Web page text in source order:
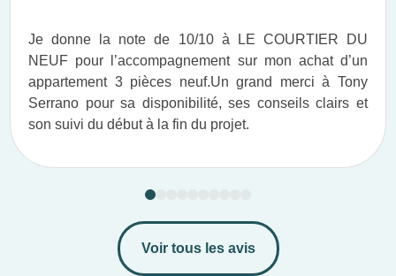
Je donne la note de 10/10 à LE COURTIER DU
NEUF pour l’accompagnement sur mon achat d’un
appartement 3 pièces neuf.​ Un grand merci à Tony
Serrano pour sa disponibilité, ses conseils clairs et
son suivi du début à la fin du projet.​
Voir tous les avis